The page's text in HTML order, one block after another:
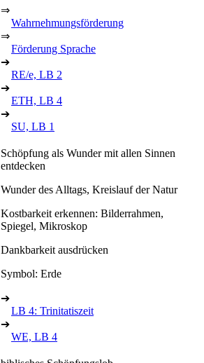
⇒
Wahrnehmungsförderung
⇒
Förderung Sprache
➔
RE/e, LB 2
➔
ETH, LB 4
➔
SU, LB 1
Schöpfung als Wunder mit allen Sinnen
entdecken
Wunder des Alltags, Kreislauf der Natur
Kostbarkeit erkennen: Bilderrahmen,
Spiegel, Mikroskop
Dankbarkeit ausdrücken
Symbol: Erde
➔
LB 4: Trinitatiszeit
➔
WE, LB 4